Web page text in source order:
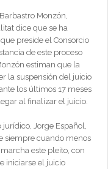
Monzón,
dice que se ha
preside el Consorcio
de este proceso
estiman que la
la suspensión del juicio
los últimos 17 meses
al finalizar el juicio.
Jorge Español,
siempre cuando menos
este pleito, con
iniciarse el juicio